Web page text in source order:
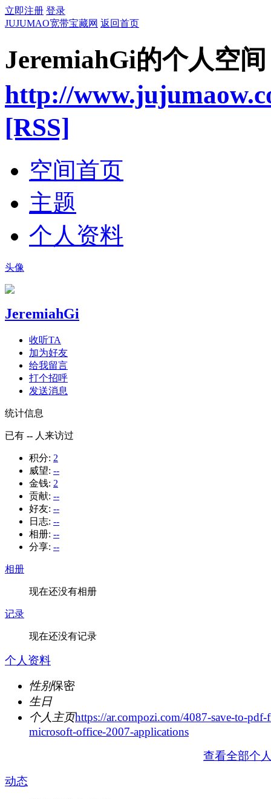
立即注册 登录
JUJUMAO宽带宝藏网 返回首页
JeremiahGi的个人空间
http://
[RSS]
空间首页
主题
个人资料
头像
JeremiahGi
收听TA
加为好友
给我留言
打个招呼
发送消息
统计信息
已有 -- 人来访过
积分: 2
威望: --
金钱: 2
贡献: --
好友: --
日志: --
相册: --
分享: --
相册
现在还没有相册
记录
现在还没有记录
个人资料
性别保密
生日
个人主页https://ar.compozi.com/4087-save-to-pdf-
microsoft-office-2007-applications
查看全部个
动态